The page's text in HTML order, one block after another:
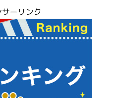
ーリンク